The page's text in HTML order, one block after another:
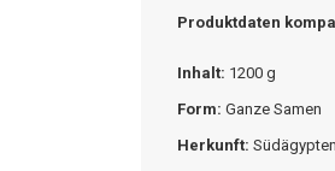
Produktdaten
Inhalt: 1200 g
Form: Ganze Samen
Herkunft: